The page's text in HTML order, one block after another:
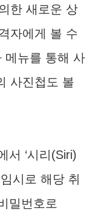
한 새로운 상
자에게 볼 수
메뉴를 통해 사
사진첩도 볼
서 ‘시리(Siri)
시로 해당 취
밀번호로